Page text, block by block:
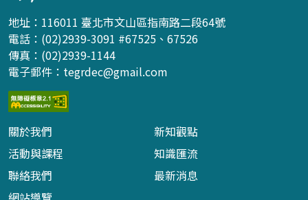
地址：116011 臺北市文山區指南路二段64號
電話：(02)2939-3091 #67525、67526
傳真：(02)2939-1144
電子郵件： tegrdec@gmail.com
關於我們
新知觀點
活動與課程
知識匯流
聯絡我們
最新消息